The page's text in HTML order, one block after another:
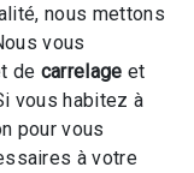
nous mettons
vous
de carrelage et
vous habitez à
pour vous
à votre